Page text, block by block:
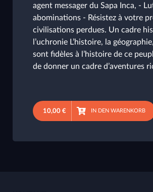
agent messager du Sapa Inca, -
abominations - Résistez à votre
civilisations perdues. Un cadre
l’uchronie L’histoire, la
sont fidèles à l’histoire de ce
de donner un cadre d’aventures
10,00 € IN DEN WARENKORB